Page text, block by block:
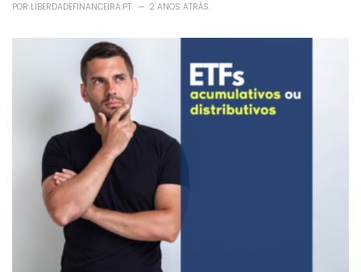
POR LIBERDADEFINANCEIRA.PT 2 ANOS ATRÁS